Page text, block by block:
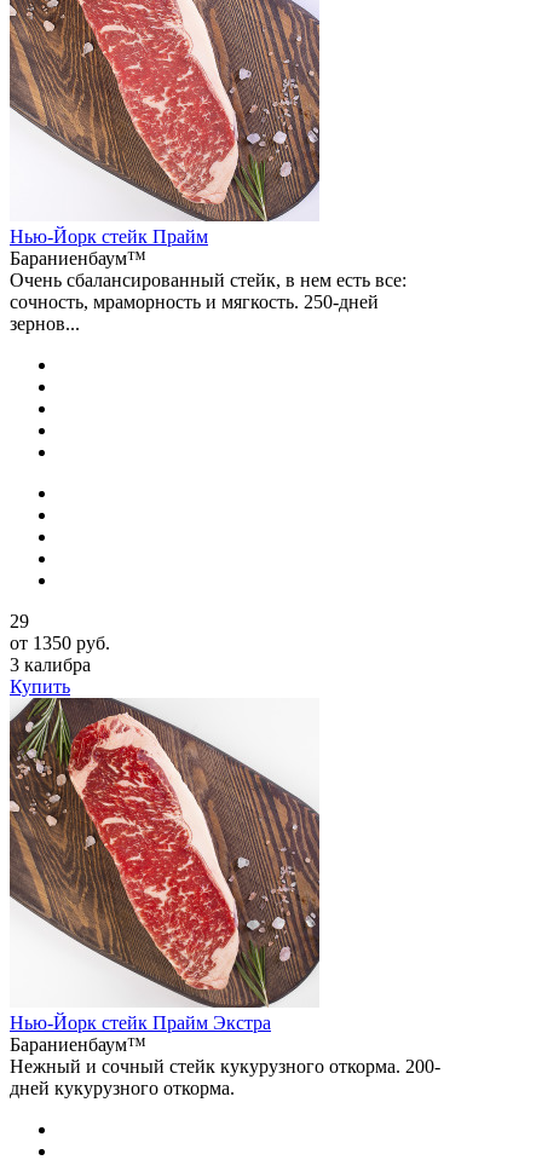
Нью-Йорк стейк Прайм
Бараниенбаум™
Очень сбалансированный стейк, в нем есть все:
сочность, мраморность и мягкость. 250-дней
зернов...
29
от 1350 руб.
3 калибра
Купить
Нью-Йорк стейк Прайм Экстра
Бараниенбаум™
Нежный и сочный стейк кукурузного откорма. 200-
дней кукурузного откорма.